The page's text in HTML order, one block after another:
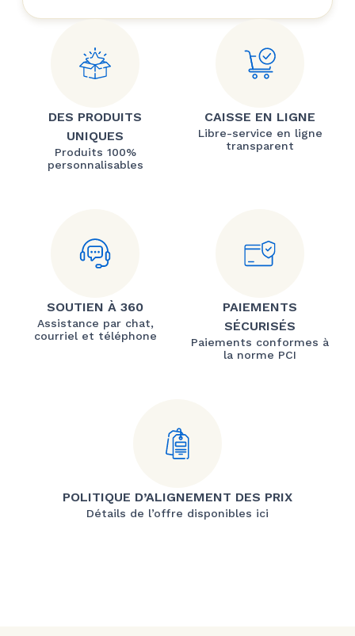
DES PRODUITS
UNIQUES
Produits 100%
personnalisables
CAISSE EN LIGNE
Libre-service en ligne
transparent
SOUTIEN À 360
Assistance par chat,
courriel et téléphone
PAIEMENTS
SÉCURISÉS
Paiements conformes à
la norme PCI
POLITIQUE D’ALIGNEMENT DES PRIX
Détails de l’offre disponibles ici